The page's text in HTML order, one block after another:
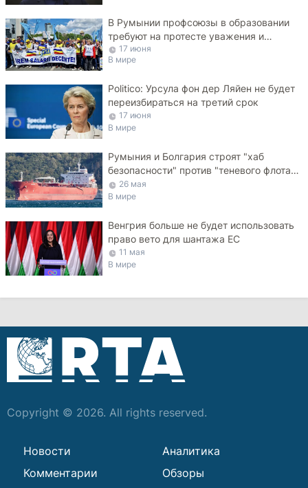
В Румынии профсоюзы в образовании
требуют на протесте уважения и
достойных зарплат
17 июня
В мире
Politico: Урсула фон дер Ляйен не будет
переизбираться на третий срок
17 июня
В мире
Румыния и Болгария строят "хаб
безопасности" против "теневого флота"
РФ в Черном море
26 мая
В мире
Венгрия больше не будет использовать
право вето для шантажа ЕС
11 мая
В мире
Copyright © 2026. All rights reserved.
Новости
Аналитика
Комментарии
Обзоры